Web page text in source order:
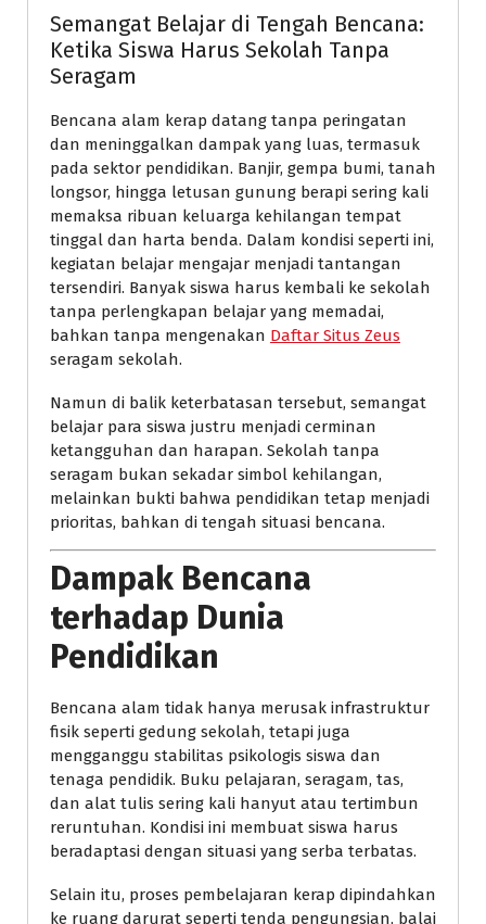
Semangat Belajar di Tengah Bencana:
Ketika Siswa Harus Sekolah Tanpa
Seragam
Bencana alam kerap datang tanpa peringatan
dan meninggalkan dampak yang luas, termasuk
pada sektor pendidikan. Banjir, gempa bumi, tanah
longsor, hingga letusan gunung berapi sering kali
memaksa ribuan keluarga kehilangan tempat
tinggal dan harta benda. Dalam kondisi seperti ini,
kegiatan belajar mengajar menjadi tantangan
tersendiri. Banyak siswa harus kembali ke sekolah
tanpa perlengkapan belajar yang memadai,
bahkan tanpa mengenakan Daftar Situs Zeus
seragam sekolah.
Namun di balik keterbatasan tersebut, semangat
belajar para siswa justru menjadi cerminan
ketangguhan dan harapan. Sekolah tanpa
seragam bukan sekadar simbol kehilangan,
melainkan bukti bahwa pendidikan tetap menjadi
prioritas, bahkan di tengah situasi bencana.
Dampak Bencana
terhadap Dunia
Pendidikan
Bencana alam tidak hanya merusak infrastruktur
fisik seperti gedung sekolah, tetapi juga
mengganggu stabilitas psikologis siswa dan
tenaga pendidik. Buku pelajaran, seragam, tas,
dan alat tulis sering kali hanyut atau tertimbun
reruntuhan. Kondisi ini membuat siswa harus
beradaptasi dengan situasi yang serba terbatas.
Selain itu, proses pembelajaran kerap dipindahkan
ke ruang darurat seperti tenda pengungsian, balai